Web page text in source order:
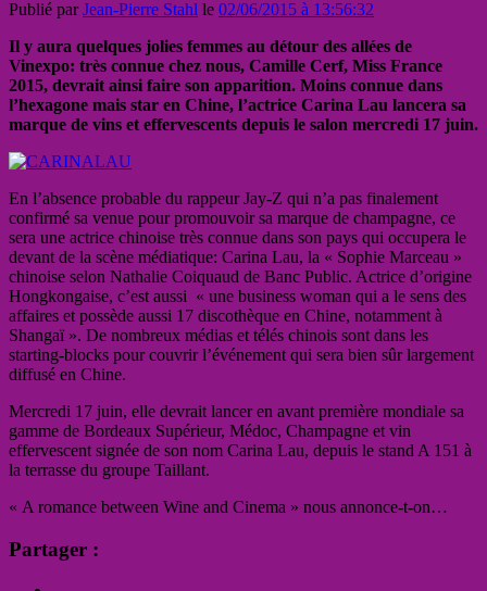
Publié parJean-Pierre Stahl le 02/06/2015 à 13:56:32
Il y aura quelques jolies femmes au détour des allées de
Vinexpo: très connue chez nous, Camille Cerf, Miss France
2015, devrait ainsi faire son apparition. Moins connue dans
l’hexagone mais star en Chine, l’actrice Carina Lau lancera sa
marque de vins et effervescents depuis le salon mercredi 17 juin.
En l’absence probable du rappeur Jay-Z qui n’a pas finalement
confirmé sa venue pour promouvoir sa marque de champagne, ce
sera une actrice chinoise très connue dans son pays qui occupera le
devant de la scène médiatique: Carina Lau, la « Sophie Marceau »
chinoise selon Nathalie Coiquaud de Banc Public. Actrice d’origine
Hongkongaise, c’est aussi « une business woman qui a le sens des
affaires et possède aussi 17 discothèque en Chine, notamment à
Shangaï ». De nombreux médias et télés chinois sont dans les
starting-blocks pour couvrir l’événement qui sera bien sûr largement
diffusé en Chine.
Mercredi 17 juin, elle devrait lancer en avant première mondiale sa
gamme de Bordeaux Supérieur, Médoc, Champagne et vin
effervescent signée de son nom Carina Lau, depuis le stand A 151 à
la terrasse du groupe Taillant.
« A romance between Wine and Cinema » nous annonce-t-on…
Partager :